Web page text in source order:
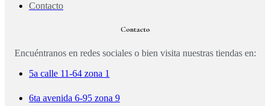
Contacto
Contacto
Encuéntranos en redes sociales o bien visita nuestras tiendas en:
5a calle 11-64 zona 1
6ta avenida 6-95 zona 9